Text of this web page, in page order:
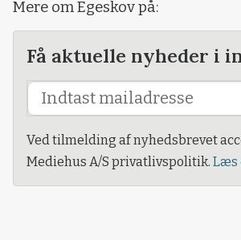
Mere om Egeskov på:
Få aktuelle nyheder i
Ved tilmelding af nyhedsbrevet
Mediehus A/S privatlivspolitik. Læs